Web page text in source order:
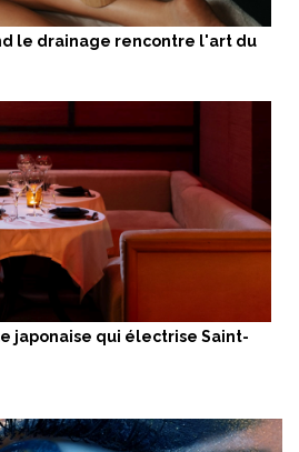
le drainage rencontre l'art du
japonaise qui électrise Saint-